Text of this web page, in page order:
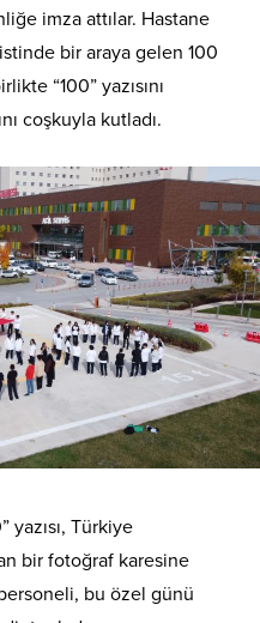
imza attılar. Hastane
bir araya gelen 100
“100” yazısını
coşkuyla kutladı.
yazısı, Türkiye
bir fotoğraf karesine
bu özel günü